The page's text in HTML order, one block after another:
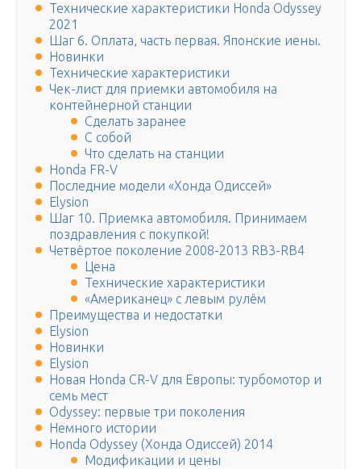
Технические характеристики Honda Odyssey
2021
Шаг 6. Оплата, часть первая. Японские иены.
Новинки
Технические характеристики
Чек-лист для приемки автомобиля на
контейнерной станции
Сделать заранее
С собой
Что сделать на станции
Honda FR-V
Последние модели «Хонда Одиссей»
Elysion
Шаг 10. Приемка автомобиля. Принимаем
поздравления с покупкой!
Четвёртое поколение 2008-2013 RB3-RB4
Цена
Технические характеристики
«Американец» с левым рулём
Преимущества и недостатки
Elysion
Новинки
Elysion
Новая Honda CR-V для Европы: турбомотор и
семь мест
Odyssey: первые три поколения
Немного истории
Honda Odyssey (Хонда Одиссей) 2014
Модификации и цены